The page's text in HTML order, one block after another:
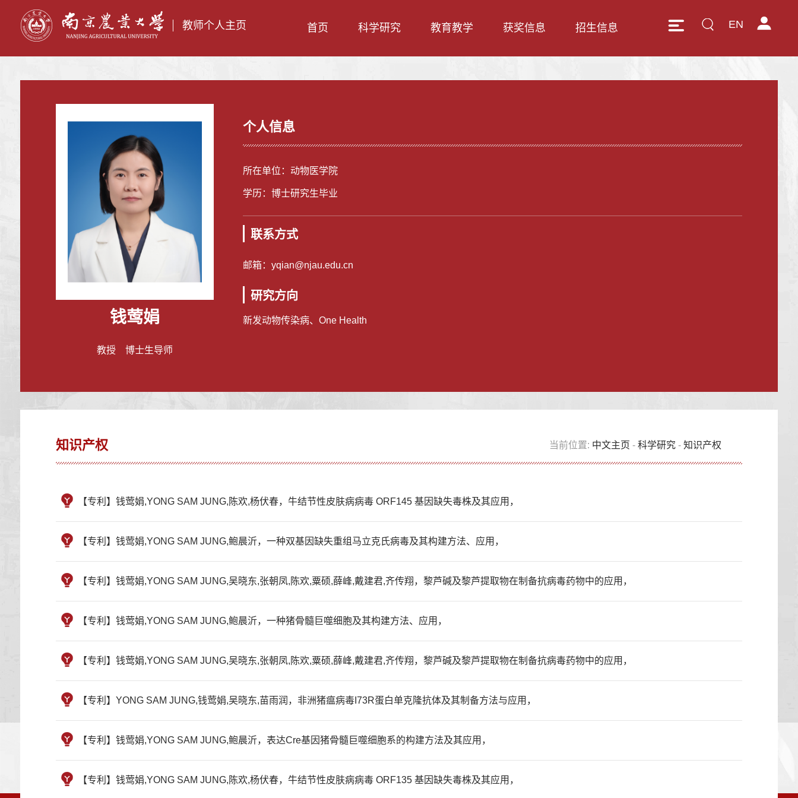
教师个人主页 EN
首页 科学研究 教育教学 获奖信息 招生信息
钱莺娟
教授 博士生导师
个人信息
所在单位：动物医学院
学历：博士研究生毕业
联系方式
邮箱： yqian@njau.edu.cn
研究方向
新发动物传染病、One Health
知识产权 当前位置: 中文主页 -科学研究 -知识产权
【专利】钱莺娟,YONG SAM JUNG,陈欢,杨伏春，牛结节性皮肤病病毒 ORF145 基因缺失毒株及其应用，
【专利】钱莺娟,YONG SAM JUNG,鲍晨沂，一种双基因缺失重组马立克氏病毒及其构建方法、应用，
【专利】钱莺娟,YONG SAM JUNG,吴晓东,张朝凤,陈欢,粟硕,薛峰,戴建君,齐传翔，黎芦碱及黎芦提取物在制备抗病毒药物中的应用，
【专利】钱莺娟,YONG SAM JUNG,鲍晨沂，一种猪骨髓巨噬细胞及其构建方法、应用，
【专利】钱莺娟,YONG SAM JUNG,吴晓东,张朝凤,陈欢,粟硕,薛峰,戴建君,齐传翔，黎芦碱及黎芦提取物在制备抗病毒药物中的应用，
【专利】YONG SAM JUNG,钱莺娟,吴晓东,苗雨润，非洲猪瘟病毒I73R蛋白单克隆抗体及其制备方法与应用，
【专利】钱莺娟,YONG SAM JUNG,鲍晨沂，表达Cre基因猪骨髓巨噬细胞系的构建方法及其应用，
【专利】钱莺娟,YONG SAM JUNG,陈欢,杨伏春，牛结节性皮肤病病毒 ORF135 基因缺失毒株及其应用，